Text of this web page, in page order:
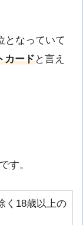
となっていて
カードと言え
す。
く18歳以上の